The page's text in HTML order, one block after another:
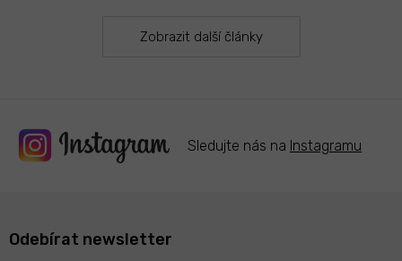
Zobrazit další články
Sledujte nás na Instagramu
Odebírat newsletter